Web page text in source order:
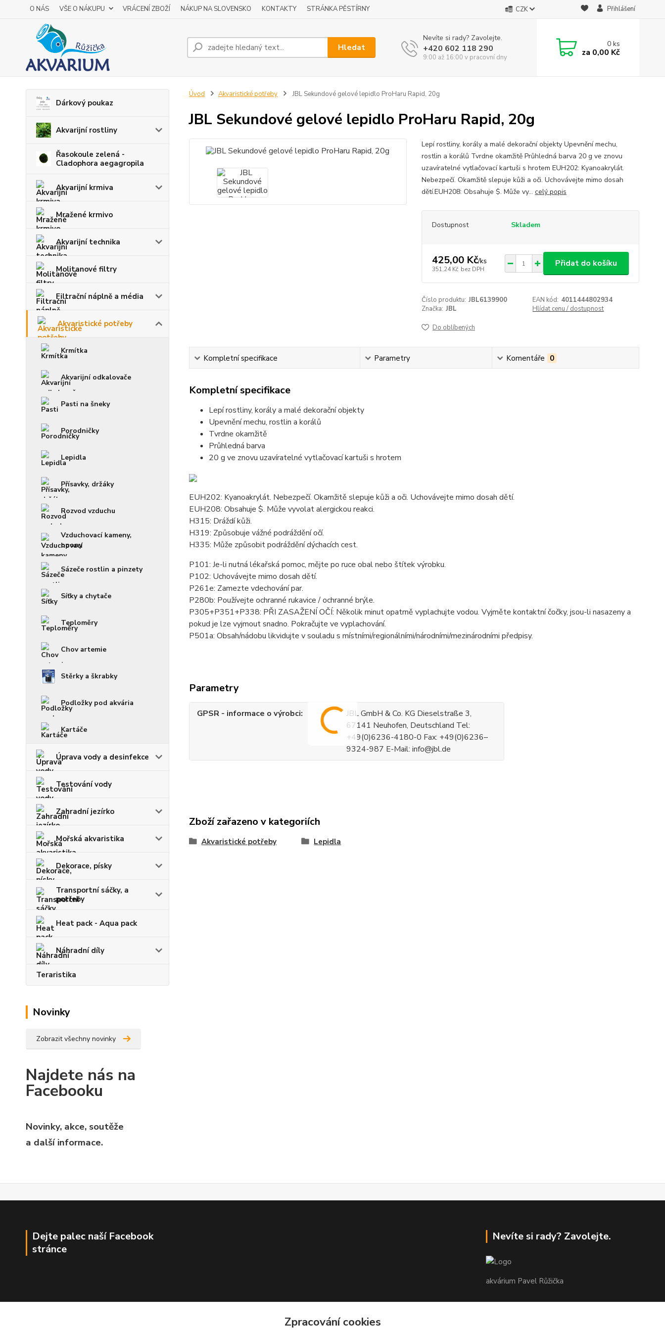
O NÁS VŠE O NÁKUPU VRÁCENÍ ZBOŽÍ NÁKUP NA SLOVENSKO KONTAKTY STRÁNKA PĚSTÍRNY CZK Přihlášení
Hledat
Nevíte si rady? Zavolejte.
+420 602 118 290
9:00 až 16:00 v pracovní dny
0ks
za 0,00 Kč
Dárkový poukaz
Akvarijní rostliny
Řasokoule zelená -
Cladophora aegagropila
Akvarijní krmiva
Mražené krmivo
Akvarijní technika
Molitanové filtry
Filtrační náplně a média
Akvaristické potřeby
Krmítka
Akvarijní odkalovače
Pasti na šneky
Porodničky
Lepidla
Přísavky, držáky
Rozvod vzduchu
Vzduchovací kameny,
opony
Sázeče rostlin a pinzety
Síťky a chytače
Teploměry
Chov artemie
Stěrky a škrabky
Podložky pod akvária
Kartáče
Úprava vody a desinfekce
Testování vody
Zahradní jezírko
Mořská akvaristika
Dekorace, písky
Transportní sáčky, a
potřeby
Heat pack - Aqua pack
Náhradní díly
Teraristika
Novinky
Zobrazit všechny novinky
Najdete nás na
Facebooku
Novinky, akce, soutěže
a další informace.
Úvod Akvaristické potřeby JBL Sekundové gelové lepidlo ProHaru Rapid, 20g
JBL Sekundové gelové lepidlo ProHaru Rapid, 20g
Lepí rostliny, korály a malé dekorační objekty Upevnění mechu,
rostlin a korálů Tvrdne okamžitě Průhledná barva 20 g ve znovu
uzavíratelné vytlačovací kartuši s hrotem EUH202: Kyanoakrylát.
Nebezpečí. Okamžitě slepuje kůži a oči. Uchovávejte mimo dosah
dětí.EUH208: Obsahuje $. Může vy... celý popis
Dostupnost Skladem
425,00 Kč/ks
351,24 Kč bez DPH
Přidat do košíku
Číslo produktu: JBL6139900 EAN kód: 4011444802934
Značka: JBL Hlídat cenu / dostupnost
Do oblíbených
Kompletní specifikace Parametry Komentáře 0
Kompletní specifikace
Lepí rostliny, korály a malé dekorační objekty
Upevnění mechu, rostlin a korálů
Tvrdne okamžitě
Průhledná barva
20 g ve znovu uzavíratelné vytlačovací kartuši s hrotem
EUH202: Kyanoakrylát. Nebezpečí. Okamžitě slepuje kůži a oči. Uchovávejte mimo dosah dětí.
EUH208: Obsahuje $. Může vyvolat alergickou reakci.
H315: Dráždí kůži.
H319: Způsobuje vážné podráždění očí.
H335: Může způsobit podráždění dýchacích cest.
P101: Je-li nutná lékařská pomoc, mějte po ruce obal nebo štítek výrobku.
P102: Uchovávejte mimo dosah dětí.
P261e: Zamezte vdechování par.
P280b: Používejte ochranné rukavice / ochranné brýle.
P305+P351+P338: PŘI ZASAŽENÍ OČÍ: Několik minut opatrně vyplachujte vodou. Vyjměte kontaktní čočky, jsou-li nasazeny a
pokud je lze vyjmout snadno. Pokračujte ve vyplachování.
P501a: Obsah/nádobu likvidujte v souladu s místními/regionálními/národními/mezinárodními předpisy.
Parametry
GPSR - informace o výrobci
JBL GmbH & Co. KG Dieselstraße 3,
67141 Neuhofen, Deutschland Tel:
+49(0)6236-4180-0 Fax: +49(0)6236–
9324-987 E-Mail: info@jbl.de
Zboží zařazeno v kategoriích
Akvaristické potřeby Lepidla
Dejte palec naší Facebook
stránce
Nevíte si rady? Zavolejte.
akvárium Pavel Růžička
Zpracování cookies